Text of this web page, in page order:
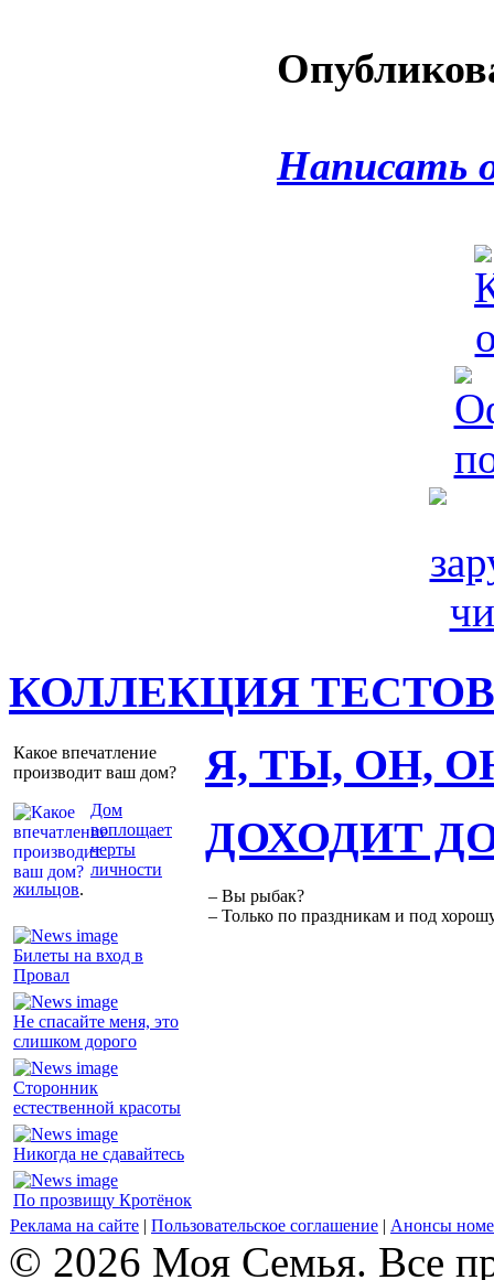
Написать
КОЛЛЕКЦИЯ ТЕСТОВ
Какое впечатление
производит ваш дом?
Дом
воплощает
черты
личности
жильцов.
Я, ТЫ, ОН,
Билеты на вход в
Провал
Не спасайте меня, это
слишком дорого
Сторонник
естественной красоты
Никогда не сдавайтесь
По прозвищу Кротёнок
ДОХОДИТ
– Вы рыбак?
– Только по праздникам и под
Реклама на сайте | Пользовательское соглашение | Анонсы
© 2026 Моя Семья. Все